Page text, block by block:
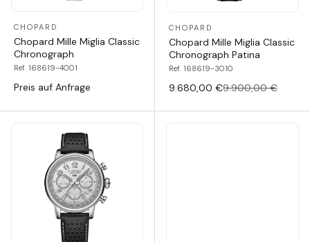
CHOPARD
Chopard Mille Miglia Classic
Chronograph
Ref. 168619-4001
Preis auf Anfrage
CHOPARD
Chopard Mille Miglia Classic
Chronograph Patina
Ref. 168619-3010
9.680,00 €9.900,00 €